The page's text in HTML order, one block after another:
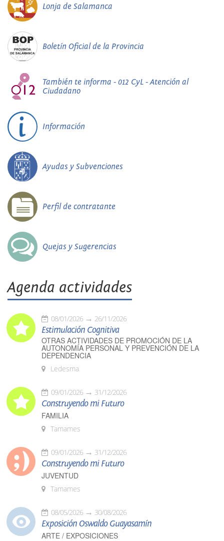
Lonja de Salamanca
Boletín Oficial de la Provincia
También te informa - 012 CyL - Atención al
Ciudadano
Información
Ayudas y Subvenciones
Perfil de contratante
Quejas y Sugerencias
Agenda actividades
08/01/2026 26/11/2026
Estimulación Cognitiva
OTRAS ACTIVIDADES DE PROMOCIÓN DE LA
AUTONOMÍA PERSONAL Y PREVENCIÓN DE LA
DEPENDENCIA
Ledesma
09/01/2026 31/12/2026
Construyendo mi Futuro
FAMILIA
Tamames
09/01/2026 31/12/2026
Construyendo mi Futuro
JUVENTUD
Tamames
08/05/2026 30/08/2026
Exposición Oswaldo Guayasamín
ARTE / EXPOSICIONES